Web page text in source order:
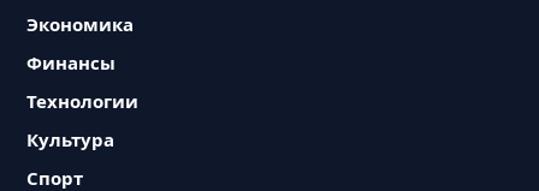
Экономика
Финансы
Технологии
Культура
Спорт